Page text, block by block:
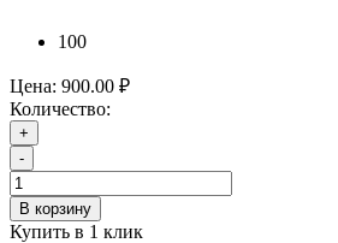
100
Цена: 900.00 ₽
Количество:
+
-
В корзину
Купить в 1 клик